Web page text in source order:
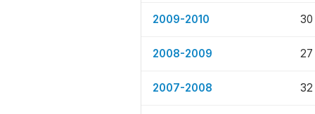
2009-2010 30
2008-2009 27
2007-2008 32